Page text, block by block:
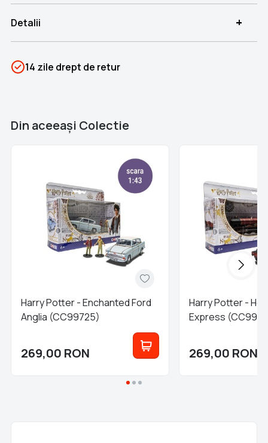
Detalii +
Categorii
Harry Potter
14 zile drept de retur
Din aceeaşi Colectie
Harry Potter - Enchanted Ford
Anglia (CC99725)
269,00 RON
Harry Potter -
Express
269,00 RON